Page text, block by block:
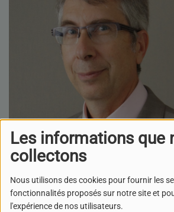
Les informations que
collectons
Nous utilisons des cookies pour fournir les
fonctionnalités proposés sur notre site et
l'expérience de nos utilisateurs.